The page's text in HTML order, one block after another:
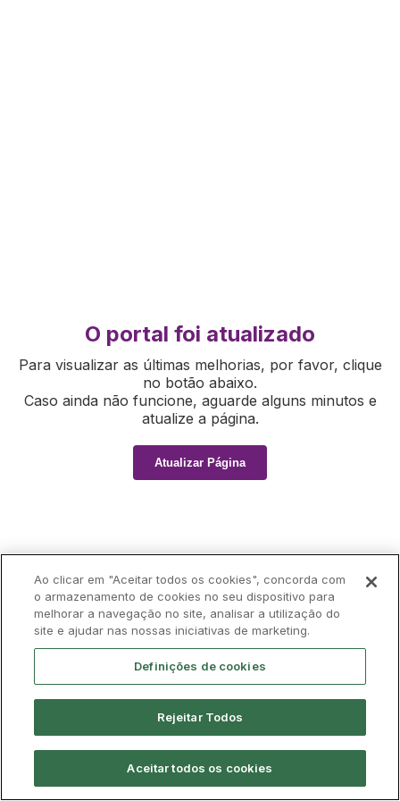
O portal foi atualizado
Para visualizar as últimas melhorias, por favor, clique
no botão abaixo.
Caso ainda não funcione, aguarde alguns minutos e
atualize a página.
Atualizar Página
Ao clicar em "Aceitar todos os cookies", concorda com
o armazenamento de cookies no seu dispositivo para
melhorar a navegação no site, analisar a utilização do
site e ajudar nas nossas iniciativas de marketing.
Definições de cookies
Rejeitar Todos
Aceitar todos os cookies